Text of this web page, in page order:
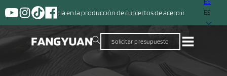
de experiencia en la producción de cubiertos de acero inoxidable
ES
Solicitar presupuesto